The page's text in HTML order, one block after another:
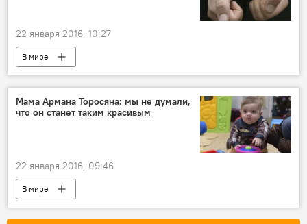
22 января 2016, 10:27
В мире
Мама Армана Торосяна: мы не думали,
что он станет таким красивым
22 января 2016, 09:46
В мире